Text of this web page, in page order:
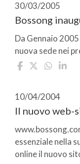
30/03/2005
Bossong
Da Gennaio
nuova sede nei
10/04/2004
Il nuovo web-
essenziale nella
online il nuovo